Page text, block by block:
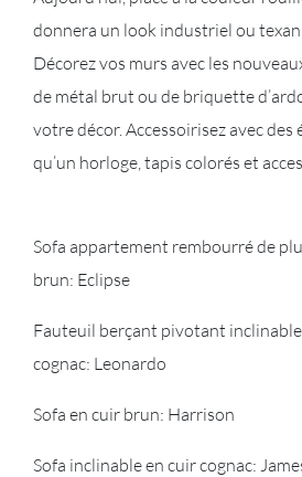
donnera un look industriel ou texan
Décorez vos murs avec les
de métal brut ou de briquette
votre décor. Accessoirisez avec des
qu’un horloge, tapis colorés et
Sofa appartement rembourré de
brun: Eclipse
Fauteuil berçant pivotant
cognac: Leonardo
Sofa en cuir brun: Harrison
Sofa inclinable en cuir cognac: